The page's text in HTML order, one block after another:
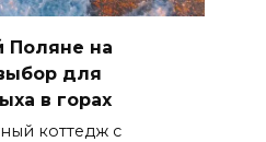
Поляне на
для
в горах
коттедж с